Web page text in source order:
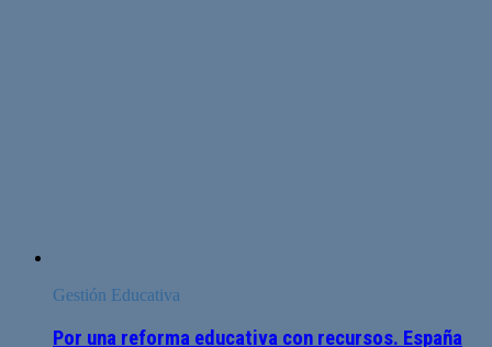
Gestión Educativa
Por una reforma educativa con recursos. España